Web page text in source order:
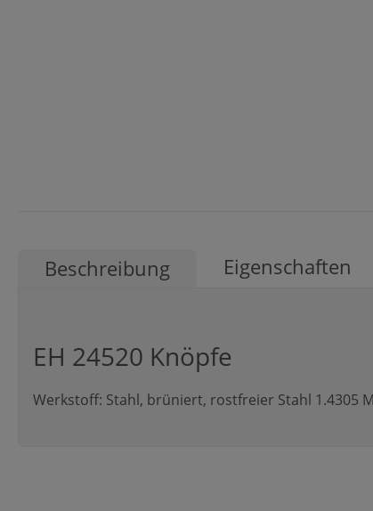
Beschreibung Eigenschaften
EH 24520 Knöpfe
Werkstoff: Stahl, brüniert, rostfreier Stahl 1.4305